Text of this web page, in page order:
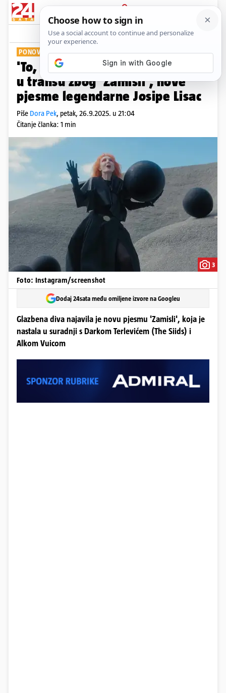
PRIJAVA
Show Komentari
PONOVNO IZNENADILA
'To, samo je jedna diva!' Fanovi
u transu zbog 'Zamisli', nove
pjesme legendarne Josipe Lisac
Piše Dora Pek, petak, 26.9.2025. u 21:04
Čitanje članka: 1 min
3
Foto: Instagram/screenshot
Dodaj 24sata među omiljene izvore na Googleu
Glazbena diva najavila je novu pjesmu 'Zamisli', koja je
nastala u suradnji s Darkom Terlevićem (The Siids) i
Alkom Vuicom